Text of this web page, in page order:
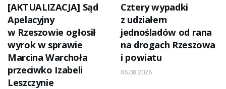
[AKTUALIZACJA] Sąd
Apelacyjny
w Rzeszowie ogłosił
wyrok w sprawie
Marcina Warchoła
przeciwko Izabeli
Leszczynie
Cztery wypadki
z udziałem
jednośladów od rana
na drogach Rzeszowa
i powiatu
06.08.2026